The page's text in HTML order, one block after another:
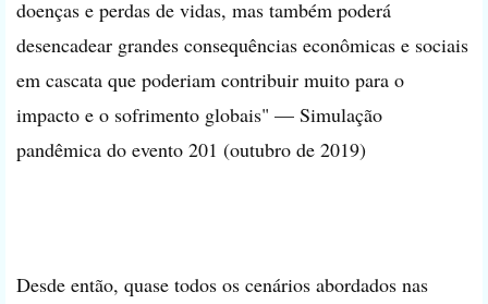
doenças e perdas de vidas, mas também poderá
desencadear grandes consequências econômicas e sociais
em cascata que poderiam contribuir muito para o
impacto e o sofrimento globais" — Simulação
pandêmica do evento 201 (outubro de 2019)
Desde então, quase todos os cenários abordados nas